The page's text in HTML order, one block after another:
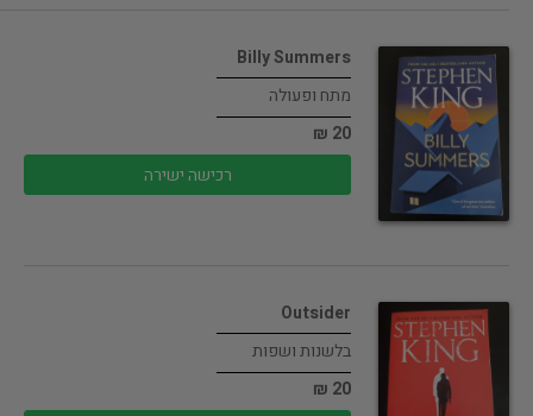
Billy Summers
מתח ופעולה
20 ₪
רכישה ישירה
Outsider
בלשנות ושפות
20 ₪